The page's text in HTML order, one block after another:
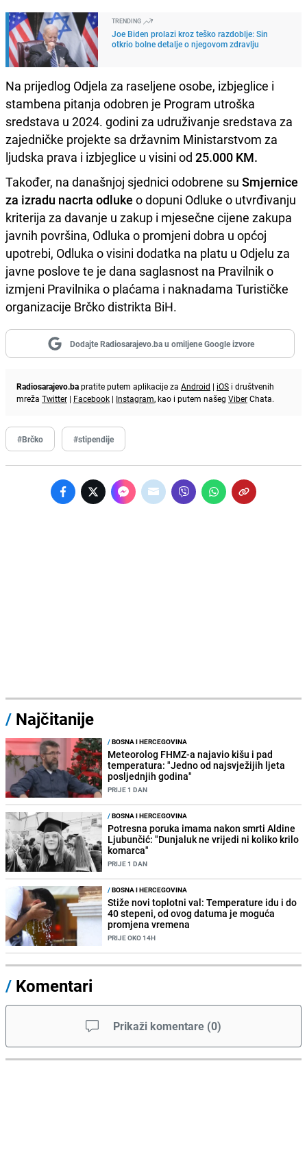
TRENDING
Joe Biden prolazi kroz teško razdoblje: Sin
otkrio bolne detalje o njegovom zdravlju
Na prijedlog Odjela za raseljene osobe, izbjeglice i
stambena pitanja odobren je Program utroška
sredstava u 2024. godini za udruživanje sredstava za
zajedničke projekte sa državnim Ministarstvom za
ljudska prava i izbjeglice u visini od 25.000 KM.
Također, na današnjoj sjednici odobrene su Smjernice
za izradu nacrta odluke o dopuni Odluke o utvrđivanju
kriterija za davanje u zakup i mjesečne cijene zakupa
javnih površina, Odluka o promjeni dobra u općoj
upotrebi, Odluka o visini dodatka na platu u Odjelu za
javne poslove te je dana saglasnost na Pravilnik o
izmjeni Pravilnika o plaćama i naknadama Turističke
organizacije Brčko distrikta BiH.
Dodajte Radiosarajevo.ba u omiljene Google izvore
Radiosarajevo.bapratite putem aplikacije za Android | iOS i društvenih
mreža Twitter | Facebook | Instagram, kao i putem našeg ViberChata.
#Brčko #stipendije
/ Najčitanije
/BOSNA I HERCEGOVINA
Meteorolog FHMZ-a najavio kišu i pad
temperatura: "Jedno od najsvježijih ljeta
posljednjih godina"
PRIJE 1 DAN
/BOSNA I HERCEGOVINA
Potresna poruka imama nakon smrti Aldine
Ljubunčić: "Dunjaluk ne vrijedi ni koliko krilo
komarca"
PRIJE 1 DAN
/BOSNA I HERCEGOVINA
Stiže novi toplotni val: Temperature idu i do
40 stepeni, od ovog datuma je moguća
promjena vremena
PRIJE OKO 14H
/ Komentari
Prikaži komentare (0)